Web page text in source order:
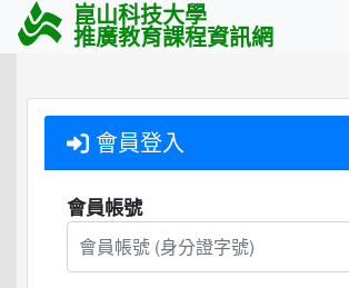
崑山科技大學
推廣教育課程資訊網
會員登入
會員帳號